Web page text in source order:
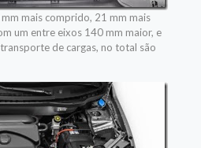
mais comprido, 21 mm mais
um entre eixos 140 mm maior, e
de cargas, no total são